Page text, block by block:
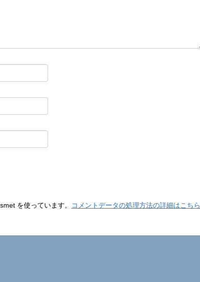
を使っています。
コメントデータの処理方法の詳細はこちら